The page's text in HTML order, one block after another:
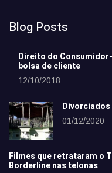
Blog Posts
Direito do
bolsa de cliente
12/10/2018
01/12/2020
Filmes que retrataram o
Borderline nas telonas